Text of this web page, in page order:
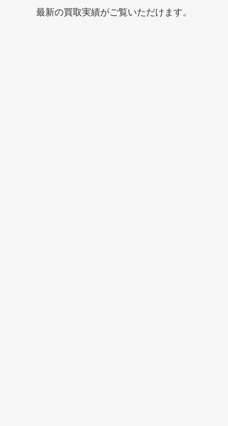
最新の買取実績がご覧いただけます。